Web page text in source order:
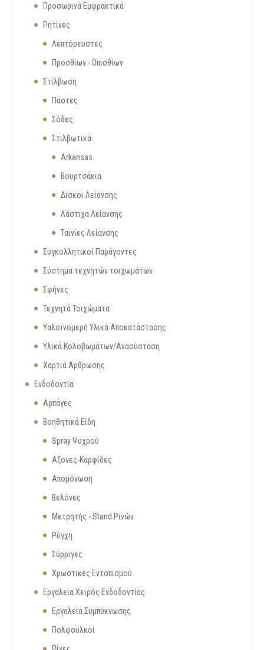
Προσωρινά Εμφρακτικά
Ρητίνες
Λεπτόρευστες
Προσθίων - Οπισθίων
Στίλβωση
Πάστες
Σόδες
Στιλβωτικά
Arkansas
Βουρτσάκια
Δίσκοι Λείανσης
Λάστιχα Λείανσης
Ταινίες Λείανσης
Συγκολλητικοί Παράγοντες
Σύστημα τεχνητών τοιχωμάτων
Σφήνες
Τεχνητά Τοιχώματα
Υαλοϊνομερή Υλικά Αποκατάστασης
Υλικά Κολοβωμάτων/Ανασύσταση
Χαρτιά Άρθρωσης
Ενδοδοντία
Αρπάγες
Βοηθητικά Είδη
Spray Ψυχρού
Αξονες-Καρφίδες
Απομόνωση
Βελόνες
Μετρητής - Stand Ρινών
Ρύγχη
Σύρριγες
Χρωστικές Εντοπισμού
Εργαλεία Χειρός Ενδοδοντίας
Εργαλεία Συμπύκνωσης
Πολφουλκοί